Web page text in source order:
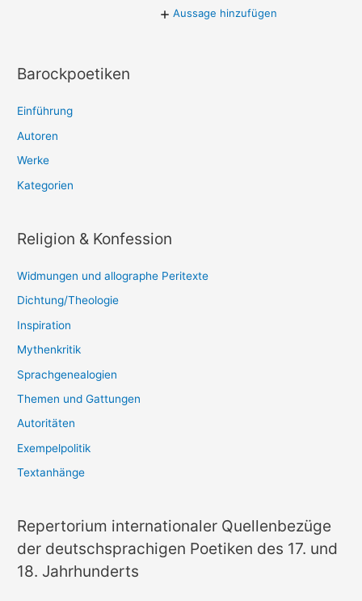
Aussage hinzufügen
Barockpoetiken
Einführung
Autoren
Werke
Kategorien
Religion & Konfession
Widmungen und allographe Peritexte
Dichtung/Theologie
Inspiration
Mythenkritik
Sprachgenealogien
Themen und Gattungen
Autoritäten
Exempelpolitik
Textanhänge
Repertorium internationaler Quellenbezüge
der deutschsprachigen Poetiken des 17. und
18. Jahrhunderts